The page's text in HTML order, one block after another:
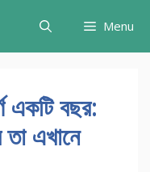
Menu
একটি বছর:
তা এখানে